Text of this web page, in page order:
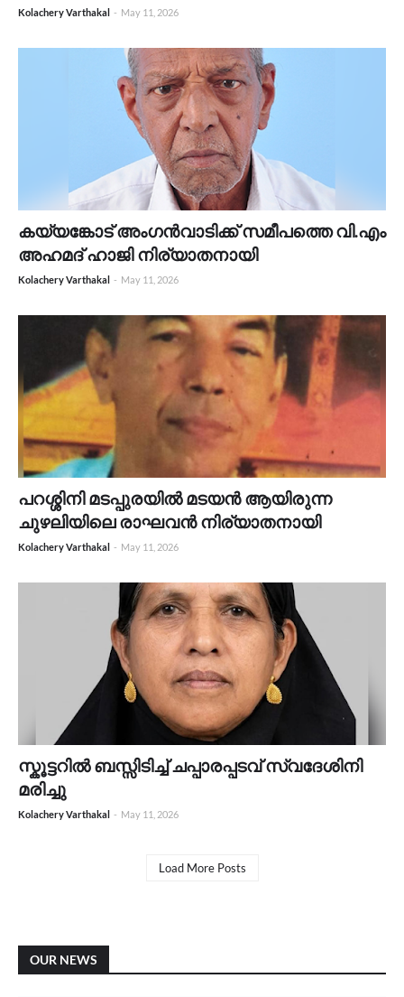
Kolachery Varthakal - May 11, 2026
കയ്യങ്കോട് അംഗൻവാടിക്ക് സമീപത്തെ വി.എം
അഹമദ് ഹാജി നിര്യാതനായി
Kolachery Varthakal - May 11, 2026
പറശ്ശിനി മടപ്പുരയിൽ മടയൻ ആയിരുന്ന
ചുഴലിയിലെ രാഘവൻ നിര്യാതനായി
Kolachery Varthakal - May 11, 2026
സ്കൂട്ടറിൽ ബസ്സിടിച്ച് ചപ്പാരപ്പടവ് സ്വദേശിനി
മരിച്ചു
Kolachery Varthakal - May 11, 2026
Load More Posts
OUR NEWS